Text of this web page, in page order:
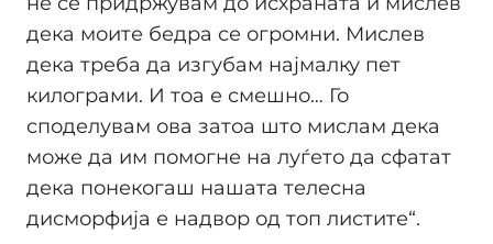
дека моите бедра се огромни. Мислев
дека треба да изгубам најмалку пет
килограми. И тоа е смешно… Го
споделувам ова затоа што мислам дека
може да им помогне на луѓето да сфатат
дека понекогаш нашата телесна
дисморфија е надвор од топ листите“.